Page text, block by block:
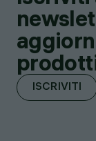
ISCRIVITI